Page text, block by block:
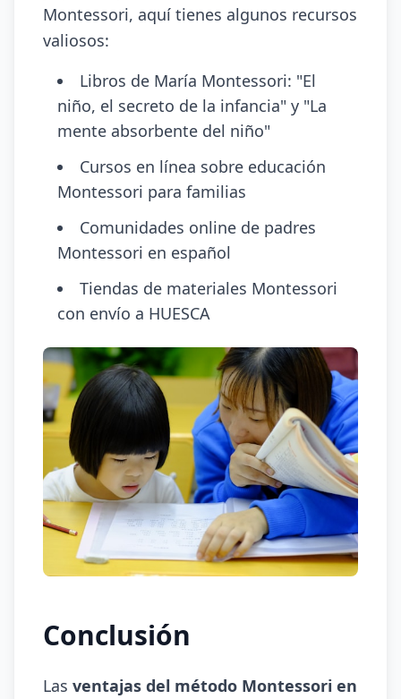
Montessori, aquí tienes algunos recursos
valiosos:
Libros de María Montessori: "El
niño, el secreto de la infancia" y "La
mente absorbente del niño"
Cursos en línea sobre educación
Montessori para familias
Comunidades online de padres
Montessori en español
Tiendas de materiales Montessori
con envío a HUESCA
Conclusión
Las ventajas del método Montessori en